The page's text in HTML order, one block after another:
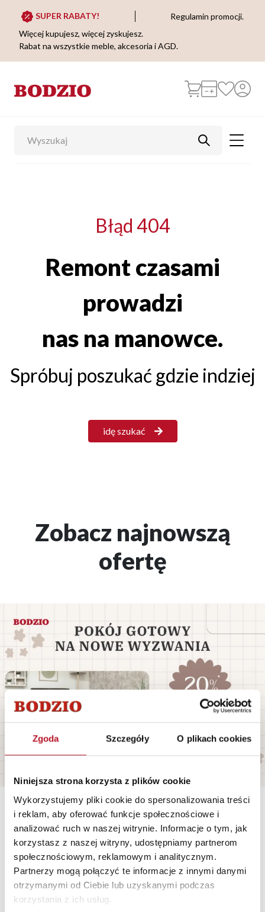
Zgoda Szczegóły O plikach cookies
Niniejsza strona korzysta z plików cookie
Wykorzystujemy pliki cookie do spersonalizowania treści
i reklam, aby oferować funkcje społecznościowe i
analizować ruch w naszej witrynie. Informacje o tym, jak
korzystasz z naszej witryny, udostępniamy partnerom
społecznościowym, reklamowym i analitycznym.
Partnerzy mogą połączyć te informacje z innymi danymi
otrzymanymi od Ciebie lub uzyskanymi podczas
korzystania z ich usług.
SUPER RABATY!
Regulamin promocji.
Więcej kupujesz, więcej zyskujesz.
Rabat na wszystkie meble, akcesoria i AGD.
Błąd 404
Remont czasami
prowadzi
nas na manowce.
Spróbuj poszukać gdzie indziej
idę szukać
Zobacz najnowszą
ofertę
Polecane Nowości Sale